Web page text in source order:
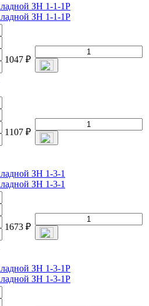
1047 ₽
1107 ₽
1673 ₽